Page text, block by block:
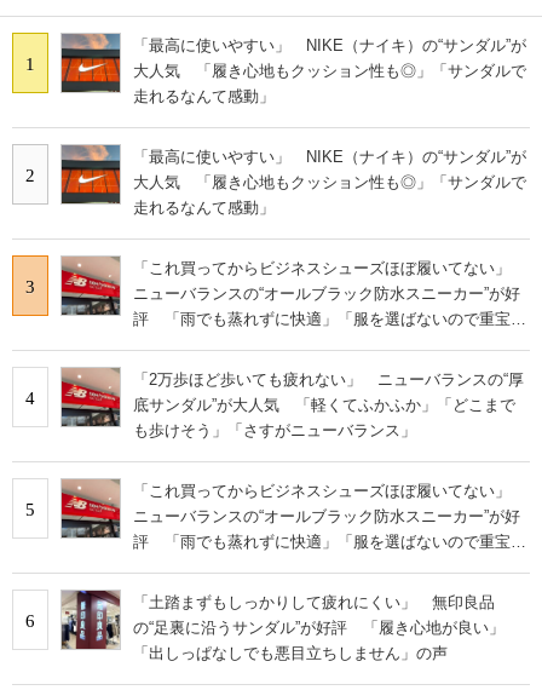
1
「最高に使いやすい」 NIKE（ナイキ）の“サンダル”が
大人気 「履き心地もクッション性も◎」「サンダルで
走れるなんて感動」
2
「最高に使いやすい」 NIKE（ナイキ）の“サンダル”が
大人気 「履き心地もクッション性も◎」「サンダルで
走れるなんて感動」
3
「これ買ってからビジネスシューズほぼ履いてない」
ニューバランスの“オールブラック防水スニーカー”が好
評 「雨でも蒸れずに快適」「服を選ばないので重宝」
4
「2万歩ほど歩いても疲れない」 ニューバランスの“厚
底サンダル”が大人気 「軽くてふかふか」「どこまで
も歩けそう」「さすがニューバランス」
5
「これ買ってからビジネスシューズほぼ履いてない」
ニューバランスの“オールブラック防水スニーカー”が好
評 「雨でも蒸れずに快適」「服を選ばないので重宝」
6
「土踏まずもしっかりして疲れにくい」 無印良品
の“足裏に沿うサンダル”が好評 「履き心地が良い」
「出しっぱなしでも悪目立ちしません」の声